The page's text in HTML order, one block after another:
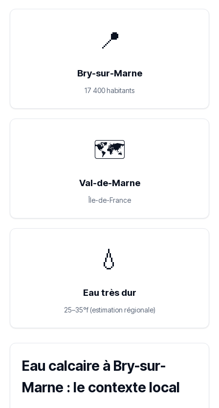
📍
Bry-sur-Marne
17 400 habitants
🗺️
Val-de-Marne
Île-de-France
💧
Eau très dur
25–35°f (estimation régionale)
Eau calcaire à Bry-sur-
Marne : le contexte local